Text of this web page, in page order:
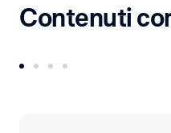
Contenuti